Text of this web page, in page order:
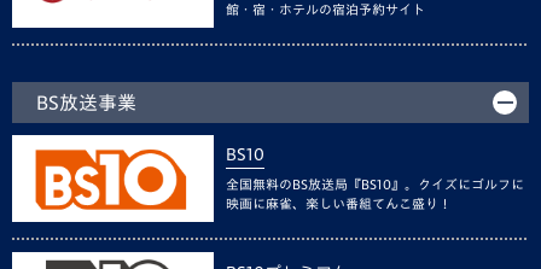
館・宿・ホテルの宿泊予約サイト
BS放送事業
BS10
全国無料のBS放送局『BS10』。クイズにゴルフに
映画に麻雀、楽しい番組てんこ盛り！